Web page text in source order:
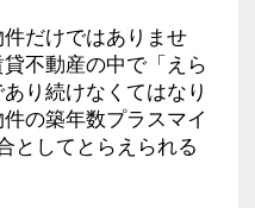
だけではありませ
不動産の中で「えら
り続けなくてはなり
の築年数プラスマイ
としてとらえられる